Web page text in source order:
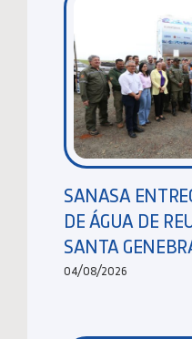
SANASA
DE ÁGUA DE
SANTA
04/08/2026